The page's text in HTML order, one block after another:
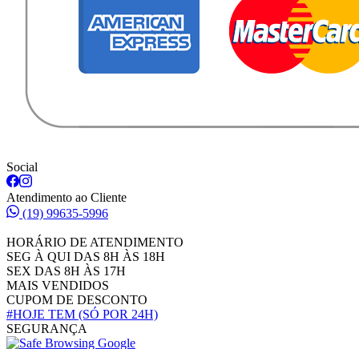
Social
Atendimento ao Cliente
(19) 99635-5996
HORÁRIO DE ATENDIMENTO
SEG À QUI DAS 8H ÀS 18H
SEX DAS 8H ÀS 17H
MAIS VENDIDOS
CUPOM DE DESCONTO
#HOJE TEM (SÓ POR 24H)
SEGURANÇA